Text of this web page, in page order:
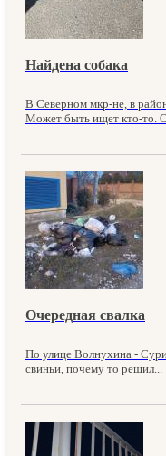
Найдена собака
В Северном мкр-не, в
Может быть ищет кто-то.
Очередная свалка
По улице Волнухина -
свиньи, почему то решил...